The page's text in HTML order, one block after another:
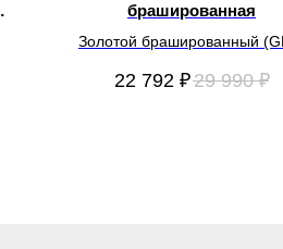
брашированная
Золотой брашированный
22 792 ₽29 990 ₽